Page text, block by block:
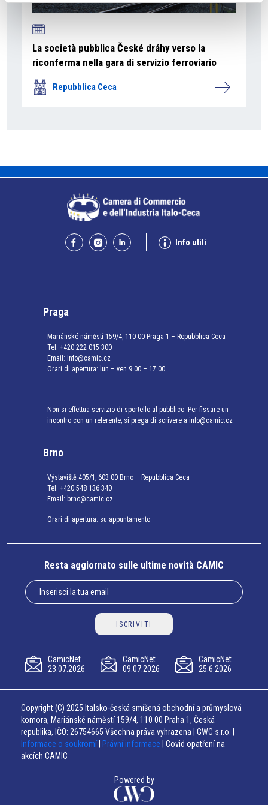
La società pubblica České dráhy verso la
riconferma nella gara di servizio ferroviario
Repubblica Ceca
Info utili
Praga
Mariánské náměstí 159/4, 110 00 Praga 1 – Repubblica Ceca
Tel: +420 222 015 300
Email: info@camic.cz
Orari di apertura: lun – ven 9:00 – 17:00
Non si effettua servizio di sportello al pubblico. Per fissare un
incontro con un referente, si prega di scrivere a info@camic.cz
Brno
Výstaviště 405/1, 603 00 Brno – Repubblica Ceca
Tel: +420 548 136 340
Email: brno@camic.cz
Orari di apertura: su appuntamento
Resta aggiornato sulle ultime novità CAMIC
ISCRIVITI
CamicNet
23.07.2026
CamicNet
09.07.2026
CamicNet
25.6.2026
Copyright (C) 2025 Italsko-česká smíšená obchodní a průmyslová
komora, Mariánské náměstí 159/4, 110 00 Praha 1, Česká
republika, IČO: 26754665 Všechna práva vyhrazena | GWC s.r.o. |
Informace o soukromí
Právní informace | Covid opatření na
akcích CAMIC
Powered by